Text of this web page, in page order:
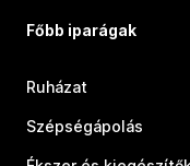
Főbb iparágak
Ruházat
Szépségápolás